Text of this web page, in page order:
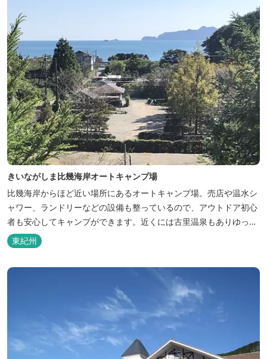
きいながしま比幾海岸オートキャンプ場
比幾海岸からほど近い場所にあるオートキャンプ場。売店や温水シ
ャワー、ランドリーなどの設備も整っているので、アウトドア初心
者も安心してキャンプができます。近くには古里温泉もありゆっく
りのんびり過ごしたい方に最高！
東紀州